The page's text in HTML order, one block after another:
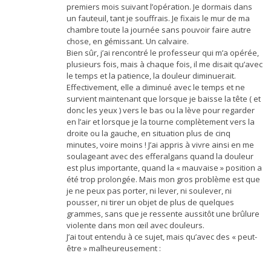
premiers mois suivant l’opération. Je dormais dans
un fauteuil, tant je souffrais. Je fixais le mur de ma
chambre toute la journée sans pouvoir faire autre
chose, en gémissant. Un calvaire.
Bien sûr, j’ai rencontré le professeur qui m’a opérée,
plusieurs fois, mais à chaque fois, il me disait qu’avec
le temps et la patience, la douleur diminuerait.
Effectivement, elle a diminué avec le temps et ne
survient maintenant que lorsque je baisse la tête ( et
donc les yeux ) vers le bas ou la lève pour regarder
en l’air et lorsque je la tourne complètement vers la
droite ou la gauche, en situation plus de cinq
minutes, voire moins ! J’ai appris à vivre ainsi en me
soulageant avec des efferalgans quand la douleur
est plus importante, quand la « mauvaise » position a
été trop prolongée. Mais mon gros problème est que
je ne peux pas porter, ni lever, ni soulever, ni
pousser, ni tirer un objet de plus de quelques
grammes, sans que je ressente aussitôt une brûlure
violente dans mon œil avec douleurs.
J’ai tout entendu à ce sujet, mais qu’avec des « peut-
être » malheureusement :